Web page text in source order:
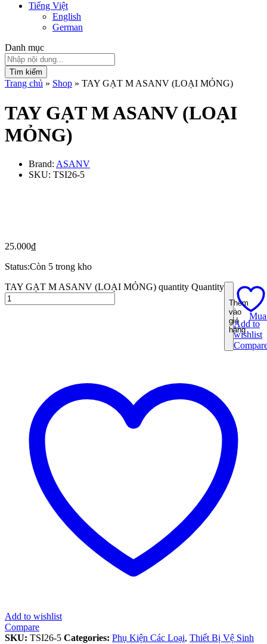
Tiếng Việt
English
German
Danh mục
Tìm kiếm
Trang chủ » Shop » TAY GẠT M ASANV (LOẠI MỎNG)
TAY GẠT M ASANV (LOẠI
MỎNG)
Brand: ASANV
SKU: TSI26-5
25.000₫
Status:Còn 5 trong kho
TAY GẠT M ASANV (LOẠI MỎNG) quantity Quantity
Thêm
vào
giỏ
hàng
Add to
wishlist
Add to wishlist
Compare
SKU: TSI26-5 Categories: Phụ Kiện Các Loại, Thiết Bị Vệ Sinh